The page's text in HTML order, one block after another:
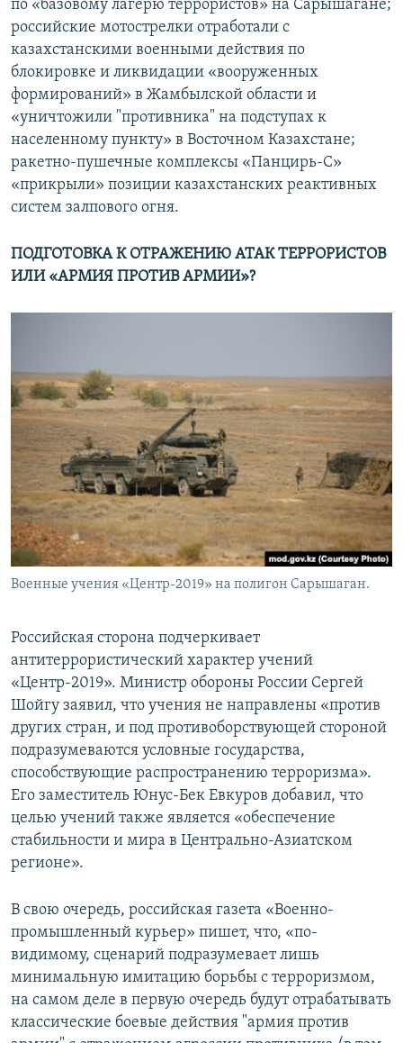
по «базовому лагерю террористов» на Сарышагане;
российские мотострелки отработали с
казахстанскими военными действия по
блокировке и ликвидации «вооруженных
формирований» в Жамбылской области и
«уничтожили "противника" на подступах к
населенному пункту» в Восточном Казахстане;
ракетно-пушечные комплексы «Панцирь-С»
«прикрыли» позиции казахстанских реактивных
систем залпового огня.
ПОДГОТОВКА К ОТРАЖЕНИЮ АТАК ТЕРРОРИСТОВ
ИЛИ «АРМИЯ ПРОТИВ АРМИИ»?
Военные учения «Центр-2019» на полигон Сарышаган.
Российская сторона подчеркивает
антитеррористический характер учений
«Центр-2019». Министр обороны России Сергей
Шойгу заявил, что учения не направлены «против
других стран, и под противоборствующей стороной
подразумеваются условные государства,
способствующие распространению терроризма».
Его заместитель Юнус-Бек Евкуров добавил, что
целью учений также является «обеспечение
стабильности и мира в Центрально-Азиатском
регионе».
В свою очередь, российская газета «Военно-
промышленный курьер» пишет, что, «по-
видимому, сценарий подразумевает лишь
минимальную имитацию борьбы с терроризмом,
на самом деле в первую очередь будут отрабатывать
классические боевые действия "армия против